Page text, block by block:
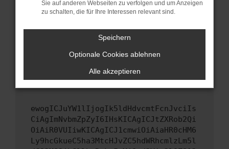
unterstützt werden.
Wende dich an den Webseitenbetreiber.
Wenn du alle oben genannten Schritte versucht
hast, kontaktiere uns bitte. Wir werden
versuchen, das Problem zu beheben. Du kannst
uns diesen Text schicken, um uns bei der
ewogICJuYW1lIjogIk5ldHdvcmtFcnJvciIs
CiAgImNvbmZpZyI6IHsKICAgICJtZXRob2Qi
OiAiR0VUIiwKICAgICJ1cmwiOiAiaHR0cHM6
Ly9hcGkueC5ha3MtcHJvZC5hdWRhcmlzLm5l
Sie auf anderen Webseiten zu verfolgen und um Anzeigen
zu schalten, die für Ihre Interessen relevant sind.
Speichern
Optionale Cookies ablehnen
Alle akzeptieren